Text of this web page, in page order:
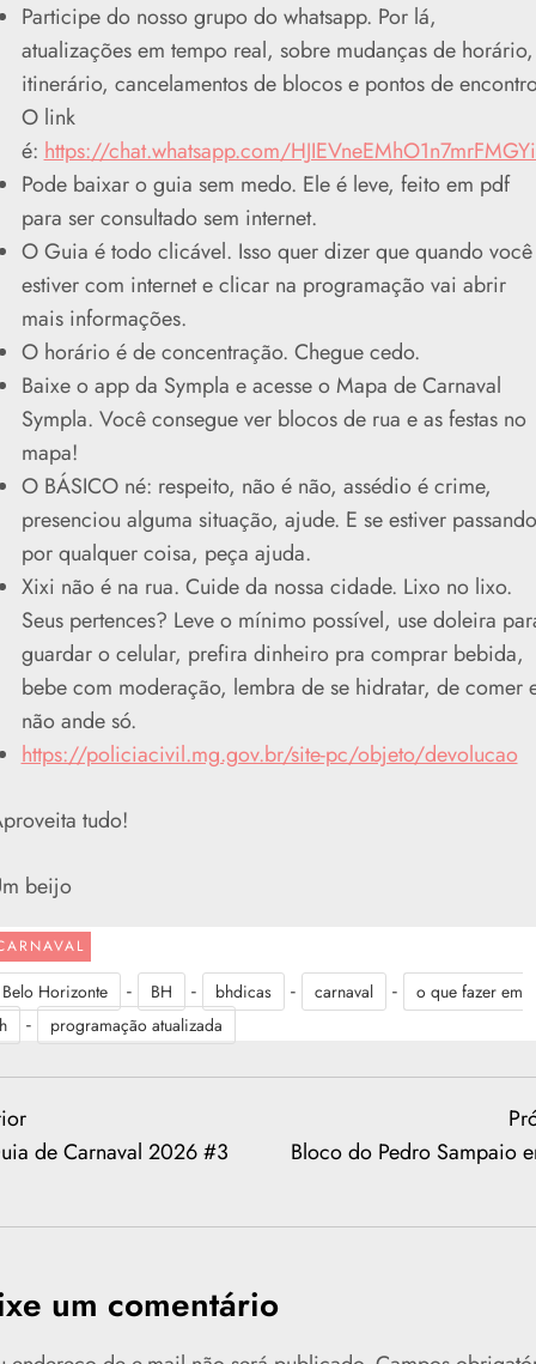
Participe do nosso grupo do whatsapp. Por lá,
atualizações em tempo real, sobre mudanças de horário,
itinerário, cancelamentos de blocos e pontos de
O link
é:https://chat.whatsapp.com/
Pode baixar o guia sem medo. Ele é leve, feito em pdf
para ser consultado sem internet.
O Guia é todo clicável. Isso quer dizer que quando você
estiver com internet e clicar na programação vai abrir
mais informações.
O horário é de concentração. Chegue cedo.
Baixe o app da Sympla e acesse o Mapa de Carnaval
Sympla. Você consegue ver blocos de rua e as festas no
mapa!
O BÁSICO né: respeito, não é não, assédio é crime,
presenciou alguma situação, ajude. E se estiver passando
por qualquer coisa, peça ajuda.
Xixi não é na rua. Cuide da nossa cidade. Lixo no lixo.
Seus pertences? Leve o mínimo possível, use doleira
guardar o celular, prefira dinheiro pra comprar bebida,
bebe com moderação, lembra de se hidratar, de comer
não ande só.
https://policiacivil.mg.gov.br/site-pc/objeto/devolucao
tudo!
beijo
Belo Horizonte - BH - bhdicas - carnaval -
o que fazer em
- programação atualizada
de Carnaval 2026 #3
Bloco do Pedro Sampaio
um comentário